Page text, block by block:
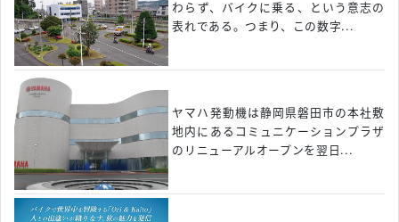
わらず、バイクに乗る、という意志の
表れである。つまり、この数字...
ヤマハ発動機は静岡県磐田市の本社敷
地内にあるコミュニケーションプラザ
のリニューアルオープンを翌日...